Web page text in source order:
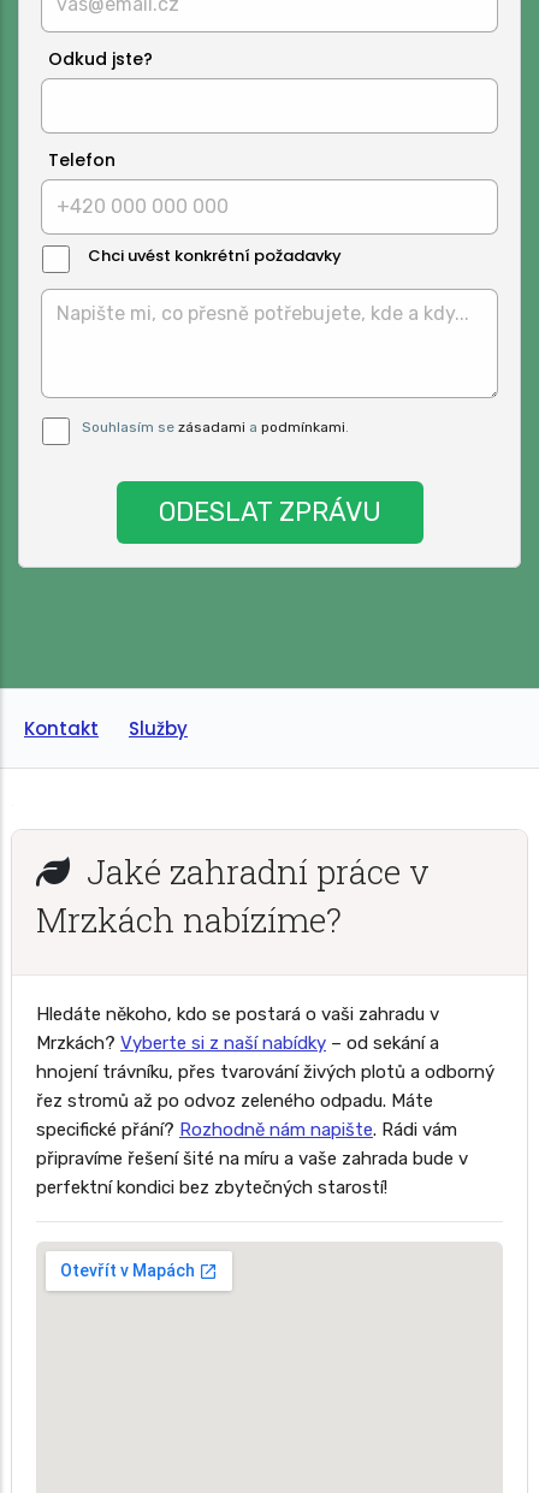
Odkud jste?
Telefon
Chci uvést konkrétní požadavky
Zprávy:
Pro odeslání musite odsouhlasit naše
podmínky.
Souhlasím se zásadami a podmínkami.
Kontakt Služby
Jaké zahradní práce v
Mrzkách nabízíme?
Hledáte někoho, kdo se postará o vaši zahradu v
Mrzkách? Vyberte si z naší nabídky – od sekání a
hnojení trávníku, přes tvarování živých plotů a odborný
řez stromů až po odvoz zeleného odpadu. Máte
specifické přání? Rozhodně nám napište. Rádi vám
připravíme řešení šité na míru a vaše zahrada bude v
perfektní kondici bez zbytečných starostí!